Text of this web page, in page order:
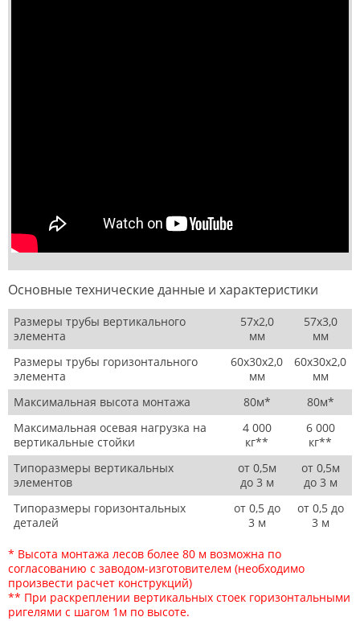
Основные технические данные и характеристики
Размеры трубы вертикального
элемента
57х2,0
мм
57х3,0
мм
Размеры трубы горизонтального
элемента
60х30х2,0
мм
60х30х2,0
мм
Максимальная высота монтажа
80м*
80м*
Максимальная осевая нагрузка на
вертикальные стойки
4 000
кг**
6 000
кг**
Типоразмеры вертикальных
элементов
от 0,5м
до 3 м
от 0,5м
до 3 м
Типоразмеры горизонтальных
деталей
от 0,5 до
3 м
от 0,5 до
3 м
* Высота монтажа лесов более 80 м возможна по
согласованию с заводом-изготовителем (необходимо
произвести расчет конструкций)
** При раскреплении вертикальных стоек горизонтальными
ригелями с шагом 1м по высоте.